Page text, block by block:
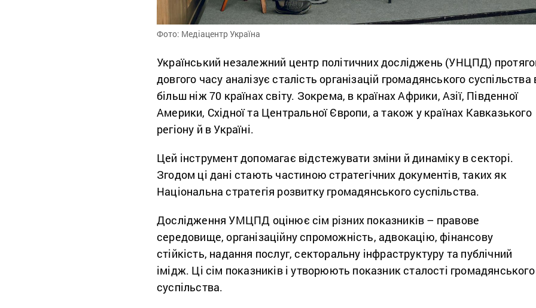
Фото: Медіацентр Україна
Український незалежний центр політичних досліджень (УНЦПД)
довгого часу аналізує сталість організацій громадянського суспільства
більш ніж 70 країнах світу. Зокрема, в країнах Африки, Азії, Південної
Америки, Східної та Центральної Європи, а також у країнах Кавказького
регіону й в Україні.
Цей інструмент допомагає відстежувати зміни й динаміку в секторі.
Згодом ці дані стають частиною стратегічних документів, таких як
Національна стратегія розвитку громадянського суспільства.
Дослідження УМЦПД оцінює сім різних показників – правове
середовище, організаційну спроможність, адвокацію, фінансову
стійкість, надання послуг, секторальну інфраструктуру та публічний
імідж. Ці сім показників і утворюють показник сталості громадянського
суспільства.